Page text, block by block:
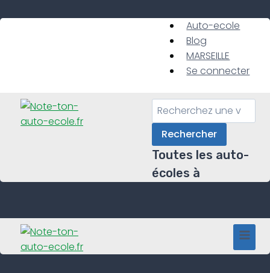
to
Auto-ecole
Blog
MARSEILLE
Se connecter
Rechercher
Toutes les auto-
écoles à